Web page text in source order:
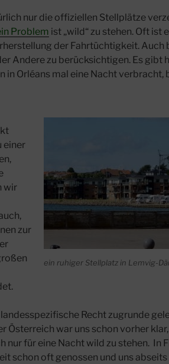
nur die offiziellen Stellplätze
Problem ist „wild“ zu stehen. Oft ist
der Fahrtüchtigkeit. Auch
Andere zu berücksichtigen. Es gibt
in Orléans mal eine Nacht verbracht,
ein ruhiger Stellplatz in Lemvig-
einer
wir
zur
Recht zugrunde
Österreich war uns schon vorher
für eine Nacht wild zu stehen. In
schon oft genossen und uns